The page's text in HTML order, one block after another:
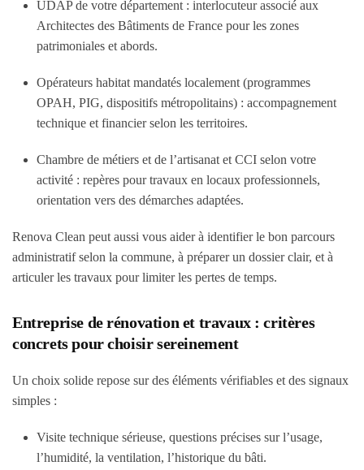
UDAP de votre département : interlocuteur associé aux
Architectes des Bâtiments de France pour les zones
patrimoniales et abords.
Opérateurs habitat mandatés localement (programmes
OPAH, PIG, dispositifs métropolitains) : accompagnement
technique et financier selon les territoires.
Chambre de métiers et de l’artisanat et CCI selon votre
activité : repères pour travaux en locaux professionnels,
orientation vers des démarches adaptées.
Renova Clean peut aussi vous aider à identifier le bon parcours
administratif selon la commune, à préparer un dossier clair, et à
articuler les travaux pour limiter les pertes de temps.
Entreprise de rénovation et travaux : critères
concrets pour choisir sereinement
Un choix solide repose sur des éléments vérifiables et des signaux
simples :
Visite technique sérieuse, questions précises sur l’usage,
l’humidité, la ventilation, l’historique du bâti.